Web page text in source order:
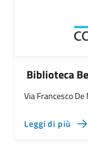
Biblioteca
Via Francesco
Leggi di più